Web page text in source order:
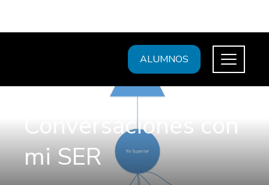
ALUMNOS
Conversaciones con
mi SER